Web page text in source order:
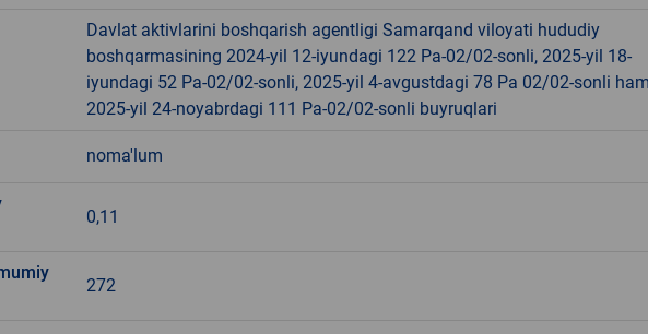
Davlat aktivlarini boshqarish agentligi Samarqand viloyati hududiy
boshqarmasining 2024-yil 12-iyundagi 122 Pa-02/02-sonli, 2025-yil 18-
iyundagi 52 Pa-02/02-sonli, 2025-yil 4-avgustdagi 78 Pa 02/02-sonli
2025-yil 24-noyabrdagi 111 Pa-02/02-sonli buyruqlari
noma'lum
0,11
272